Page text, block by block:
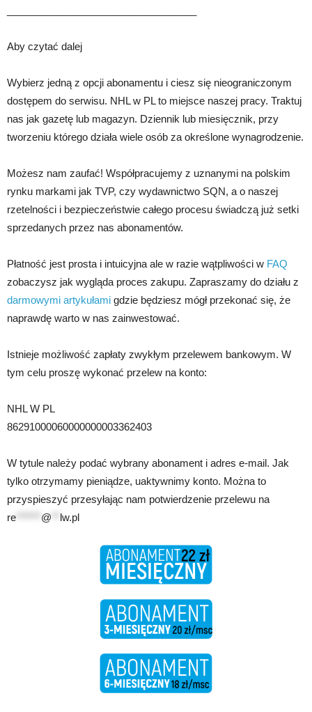
Aby czytać dalej
Wybierz jedną z opcji abonamentu i ciesz się nieograniczonym
dostępem do serwisu. NHL w PL to miejsce naszej pracy. Traktuj
nas jak gazetę lub magazyn. Dziennik lub miesięcznik, przy
tworzeniu którego działa wiele osób za określone wynagrodzenie.
Możesz nam zaufać! Współpracujemy z uznanymi na polskim
rynku markami jak TVP, czy wydawnictwo SQN, a o naszej
rzetelności i bezpieczeństwie całego procesu świadczą już setki
sprzedanych przez nas abonamentów.
Płatność jest prosta i intuicyjna ale w razie wątpliwości w FAQ
zobaczysz jak wygląda proces zakupu. Zapraszamy do działu z
darmowymi artykułami gdzie będziesz mógł przekonać się, że
naprawdę warto w nas zainwestować.
Istnieje możliwość zapłaty zwykłym przelewem bankowym. W
tym celu proszę wykonać przelew na konto:
NHL W PL
86291000060000000003362403
W tytule należy podać wybrany abonament i adres e-mail. Jak
tylko otrzymamy pieniądze, uaktywnimy konto. Można to
przyspieszyć przesyłając nam potwierdzenie przelewu na
re
@ lw.pl